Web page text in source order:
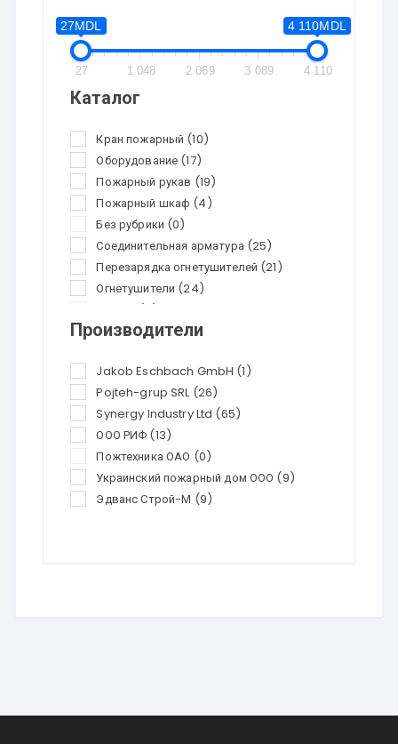
27MDL 4 110MDL
27 1 048 2 069 3 089 4 110
Каталог
Кран пожарный (10)
Оборудование (17)
Пожарный рукав (19)
Пожарный шкаф (4)
Без рубрики (0)
Соединительная арматура (25)
Перезарядка огнетушителей (21)
Огнетушители (24)
Производители
Jakob Eschbach GmbH (1)
Pojteh-grup SRL (26)
Synergy Industry Ltd (65)
ООО РИФ (13)
Пожтехника ОАО (0)
Украинский пожарный дом ООО (9)
Эдванс Строй-М (9)